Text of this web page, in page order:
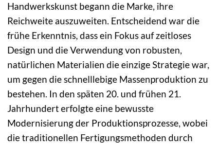
Handwerkskunst begann die Marke, ihre
Reichweite auszuweiten. Entscheidend war die
frühe Erkenntnis, dass ein Fokus auf zeitloses
Design und die Verwendung von robusten,
natürlichen Materialien die einzige Strategie war,
um gegen die schnelllebige Massenproduktion zu
bestehen. In den späten 20. und frühen 21.
Jahrhundert erfolgte eine bewusste
Modernisierung der Produktionsprozesse, wobei
die traditionellen Fertigungsmethoden durch